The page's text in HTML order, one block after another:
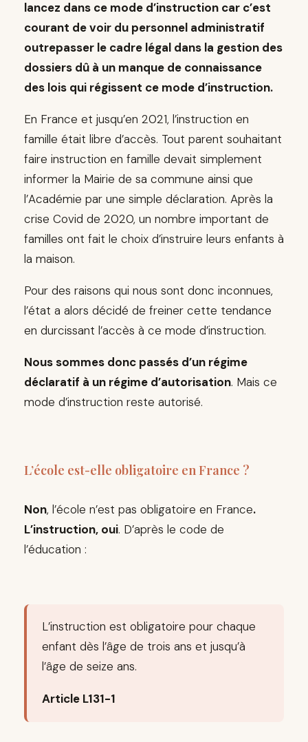
lancez dans ce mode d’instruction car c’est
courant de voir du personnel administratif
outrepasser le cadre légal dans la gestion des
dossiers dû à un manque de connaissance
des lois qui régissent ce mode d’instruction.
En France et jusqu’en 2021, l’instruction en
famille était libre d’accès. Tout parent souhaitant
faire instruction en famille devait simplement
informer la Mairie de sa commune ainsi que
l’Académie par une simple déclaration. Après la
crise Covid de 2020, un nombre important de
familles ont fait le choix d’instruire leurs enfants à
la maison.
Pour des raisons qui nous sont donc inconnues,
l’état a alors décidé de freiner cette tendance
en durcissant l’accès à ce mode d’instruction.
Nous sommes donc passés d’un régime
déclaratif à un régime d’autorisation. Mais ce
mode d’instruction reste autorisé.
L’école est-elle obligatoire en France ?
Non, l’école n’est pas obligatoire en France.
L’instruction, oui. D’après le code de
l’éducation :
L’instruction est obligatoire pour chaque
enfant dès l’âge de trois ans et jusqu’à
l’âge de seize ans.
Article L131-1